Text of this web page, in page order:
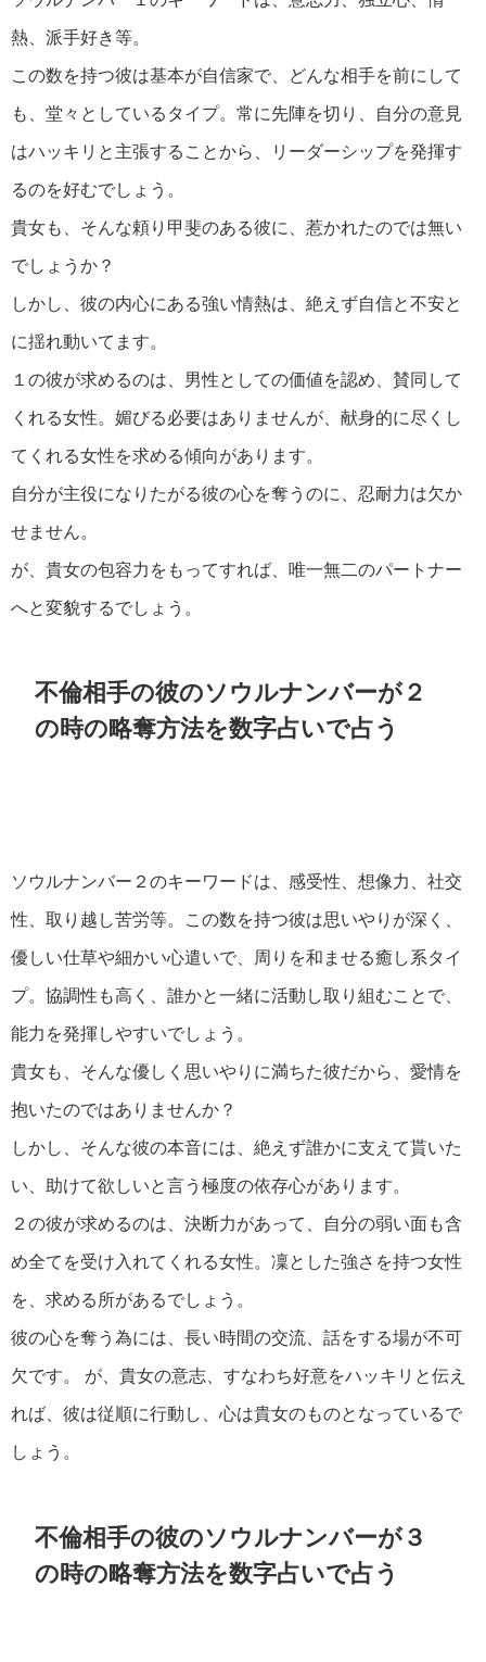
熱、派手好き等。
この数を持つ彼は基本が自信家で、どんな相手を前にして
も、堂々としているタイプ。常に先陣を切り、自分の意見
はハッキリと主張することから、リーダーシップを発揮す
るのを好むでしょう。
貴女も、そんな頼り甲斐のある彼に、惹かれたのでは無い
でしょうか？
しかし、彼の内心にある強い情熱は、絶えず自信と不安と
に揺れ動いてます。
１の彼が求めるのは、男性としての価値を認め、賛同して
くれる女性。媚びる必要はありませんが、献身的に尽くし
てくれる女性を求める傾向があります。
自分が主役になりたがる彼の心を奪うのに、忍耐力は欠か
せません。
が、貴女の包容力をもってすれば、唯一無二のパートナー
へと変貌するでしょう。
不倫相手の彼のソウルナンバーが２
の時の略奪方法を数字占いで占う
ソウルナンバー２のキーワードは、感受性、想像力、社交
性、取り越し苦労等。この数を持つ彼は思いやりが深く、
優しい仕草や細かい心遣いで、周りを和ませる癒し系タイ
プ。協調性も高く、誰かと一緒に活動し取り組むことで、
能力を発揮しやすいでしょう。
貴女も、そんな優しく思いやりに満ちた彼だから、愛情を
抱いたのではありませんか？
しかし、そんな彼の本音には、絶えず誰かに支えて貰いた
い、助けて欲しいと言う極度の依存心があります。
２の彼が求めるのは、決断力があって、自分の弱い面も含
め全てを受け入れてくれる女性。凜とした強さを持つ女性
を、求める所があるでしょう。
彼の心を奪う為には、長い時間の交流、話をする場が不可
欠です。 が、貴女の意志、すなわち好意をハッキリと伝え
れば、彼は従順に行動し、心は貴女のものとなっているで
しょう。
不倫相手の彼のソウルナンバーが３
の時の略奪方法を数字占いで占う